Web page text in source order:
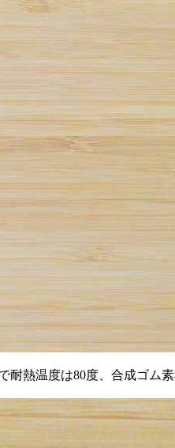
耐熱温度は80度、合成ゴム